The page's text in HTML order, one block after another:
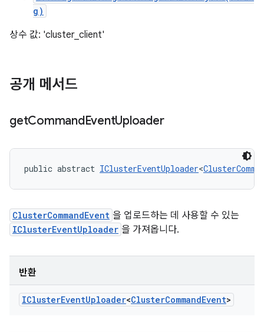
g)
상수 값: 'cluster_client'
공개 메서드
getCommandEventUploader
public abstract IClusterEventUploader<
ClusterCommandEvent 을 업로드하는 데 사용할 수 있는
IClusterEventUploader 을 가져옵니다.
반환
IClusterEventUploader<ClusterCommandEvent>